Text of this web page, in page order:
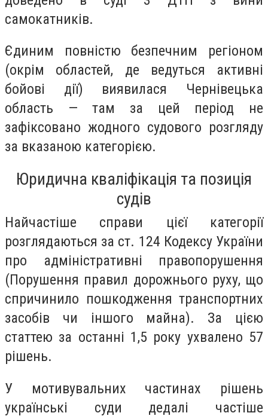
самокатників.
Єдиним повністю безпечним регіоном
(окрім областей, де ведуться активні
бойові дії) виявилася Чернівецька
область — там за цей період не
зафіксовано жодного судового розгляду
за вказаною категорією.
Юридична кваліфікація та позиція
судів
Найчастіше справи цієї категорії
розглядаються за ст. 124 Кодексу України
про адміністративні правопорушення
(Порушення правил дорожнього руху, що
спричинило пошкодження транспортних
засобів чи іншого майна). За цією
статтею за останні 1,5 року ухвалено 57
рішень.
У мотивувальних частинах рішень
українські суди дедалі частіше